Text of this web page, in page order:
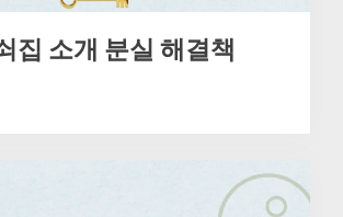
집 소개 분실 해결책